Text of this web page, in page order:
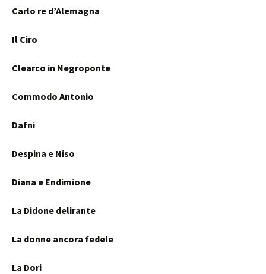
Carlo re d’Alemagna
Il Ciro
Clearco in Negroponte
Commodo Antonio
Dafni
Despina e Niso
Diana e Endimione
La Didone delirante
La donne ancora fedele
La Dori